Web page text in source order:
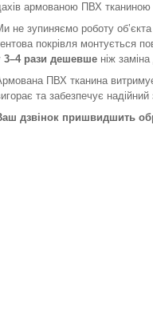
армованою ПВХ тканиною
не зупиняємо роботу
покрівля монтується
3–4 рази дешевше ніж
ПВХ тканина
та забезпечує надійний
дзвінок пришвидшить